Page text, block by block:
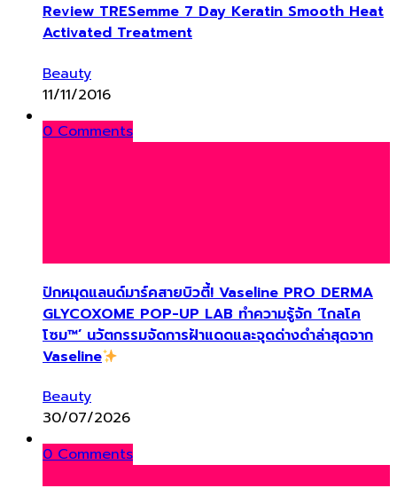
Review TRESemme 7 Day Keratin Smooth Heat
Activated Treatment
Beauty
11/11/2016
0 Comments
ปักหมุดแลนด์มาร์คสายบิวตี้! Vaseline PRO DERMA
GLYCOXOME POP-UP LAB ทำความรู้จัก ‘ไกลโค
โซม™’ นวัตกรรมจัดการฝ้าแดดและจุดด่างดำล่าสุดจาก
Vaseline
Beauty
30/07/2026
0 Comments